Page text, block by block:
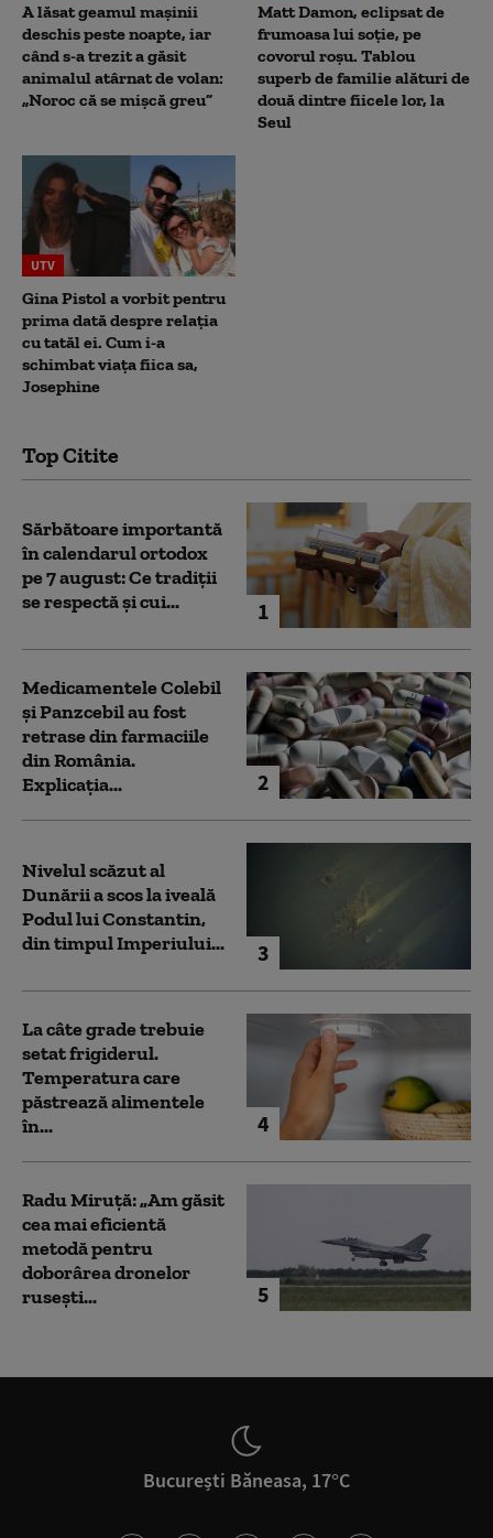
A lăsat geamul mașinii
deschis peste noapte, iar
când s-a trezit a găsit
animalul atârnat de volan:
„Noroc că se mișcă greu”
Matt Damon, eclipsat de
frumoasa lui soție, pe
covorul roșu. Tablou
superb de familie alături de
două dintre fiicele lor, la
Seul
UTV
Gina Pistol a vorbit pentru
prima dată despre relația
cu tatăl ei. Cum i-a
schimbat viața fiica sa,
Josephine
Top Citite
1
Sărbătoare importantă
în calendarul ortodox
pe 7 august: Ce tradiții
se respectă și cui...
2
Medicamentele Colebil
și Panzcebil au fost
retrase din farmaciile
din România.
Explicația...
3
Nivelul scăzut al
Dunării a scos la iveală
Podul lui Constantin,
din timpul Imperiului...
4
La câte grade trebuie
setat frigiderul.
Temperatura care
păstrează alimentele
în...
5
Radu Miruță: „Am găsit
cea mai eficientă
metodă pentru
doborârea dronelor
rusești...
București Băneasa, 17°C